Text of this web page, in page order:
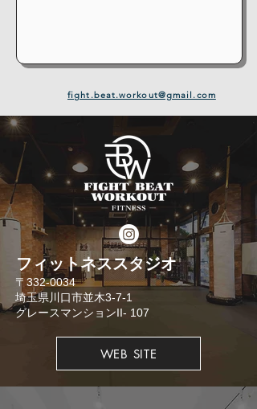
fight.beat.workout@gmail.com
​フィットネススタジオ
​〒332-0034
埼玉県川口市並木3-7-1
​グレースマンションII- 107
WEB SITE